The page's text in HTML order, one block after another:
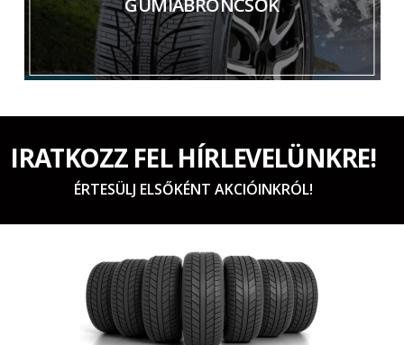
IRATKOZZ FEL HÍRLEVELÜNKRE!
ÉRTESÜLJ ELSŐKÉNT AKCIÓINKRÓL!